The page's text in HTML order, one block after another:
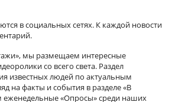
в социальных сетях. К каждой новости
мы размещаем интересные
со всего света. Раздел
известных людей по актуальным
на факты и события в разделе «В
«Опросы» среди наших